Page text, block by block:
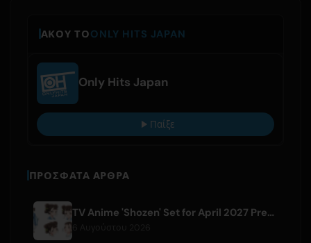
ΆΚΟΥ ΤΟONLY HITS JAPAN
Only Hits Japan
Παίξε
ΠΡΌΣΦΑΤΑ ΆΡΘΡΑ
TV Anime 'Shozen' Set for April 2027 Premiere on Fuji TV